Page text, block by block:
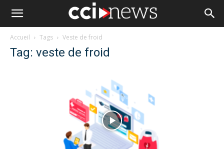
Accueil Tags Veste de froid
Tag: veste de froid